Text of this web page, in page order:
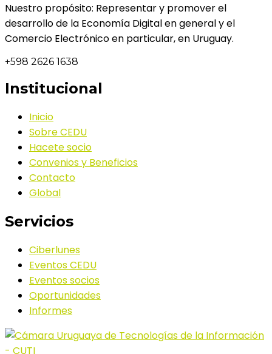
Nuestro propósito: Representar y promover el
desarrollo de la Economía Digital en general y el
Comercio Electrónico en particular, en Uruguay.
+598 2626 1638
Institucional
Inicio
Sobre CEDU
Hacete socio
Convenios y Beneficios
Contacto
Global
Servicios
Ciberlunes
Eventos CEDU
Eventos socios
Oportunidades
Informes